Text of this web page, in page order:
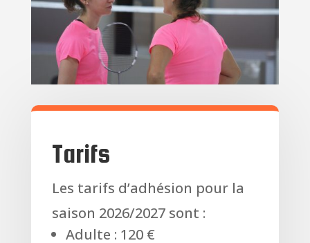
Tarifs
Les tarifs d’adhésion pour la
saison 2026/2027 sont :
Adulte : 120 €